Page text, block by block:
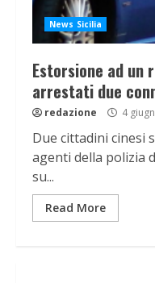
News Sicilia
Estorsione ad un
arrestati due
redazione 4
Due cittadini cinesi
agenti della polizia
su...
Read More